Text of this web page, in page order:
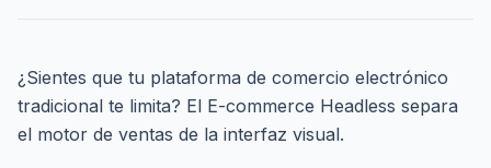
¿Sientes que tu plataforma de comercio electrónico
tradicional te limita? El E-commerce Headless separa
el motor de ventas de la interfaz visual.